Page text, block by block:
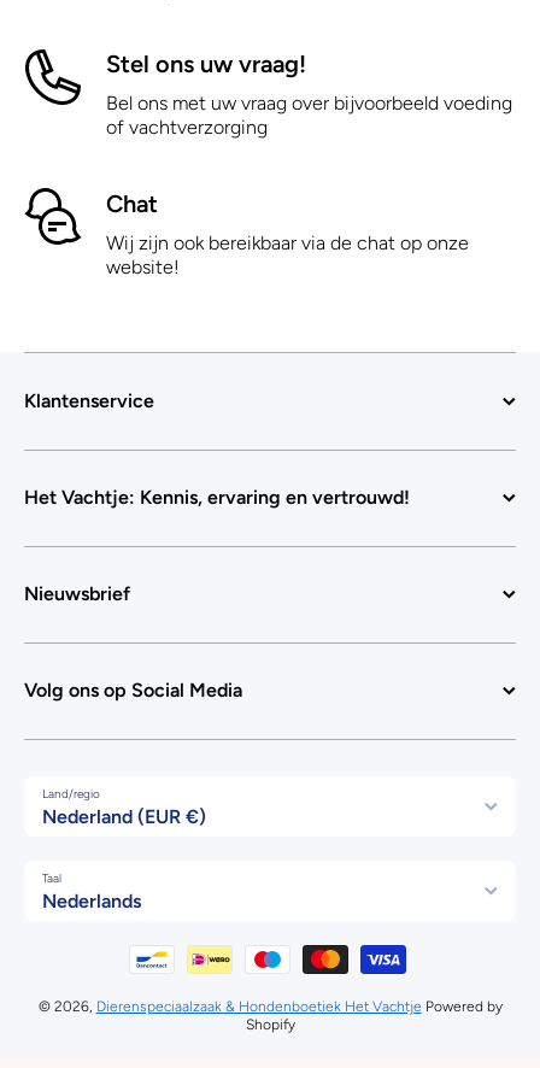
Stel ons uw vraag!
Bel ons met uw vraag over bijvoorbeeld voeding
of vachtverzorging
Chat
Wij zijn ook bereikbaar via de chat op onze
website!
Klantenservice
Het Vachtje: Kennis, ervaring en vertrouwd!
Nieuwsbrief
Volg ons op Social Media
Land/regio
Nederland (EUR €)
Taal
Nederlands
Betaalmethodes
© 2026, Dierenspeciaalzaak & Hondenboetiek Het Vachtje Powered by
Shopify